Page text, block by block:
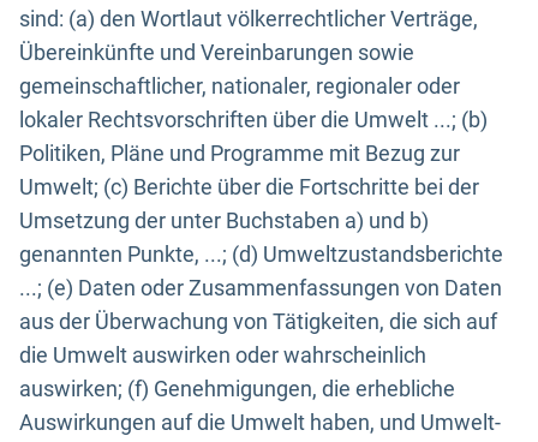
sind: (a) den Wortlaut völkerrechtlicher Verträge,
Übereinkünfte und Vereinbarungen sowie
gemeinschaftlicher, nationaler, regionaler oder
lokaler Rechtsvorschriften über die Umwelt ...; (b)
Politiken, Pläne und Programme mit Bezug zur
Umwelt; (c) Berichte über die Fortschritte bei der
Umsetzung der unter Buchstaben a) und b)
genannten Punkte, ...; (d) Umweltzustandsberichte
...; (e) Daten oder Zusammenfassungen von Daten
aus der Überwachung von Tätigkeiten, die sich auf
die Umwelt auswirken oder wahrscheinlich
auswirken; (f) Genehmigungen, die erhebliche
Auswirkungen auf die Umwelt haben, und Umwelt-